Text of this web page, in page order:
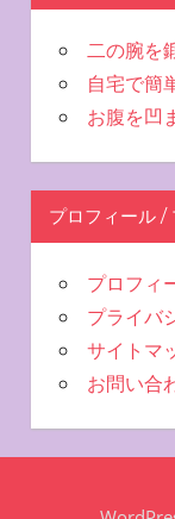
二の腕を
自宅で簡
お腹を凹
プロフィール /
プロフィ
プライバ
サイトマ
お問い合